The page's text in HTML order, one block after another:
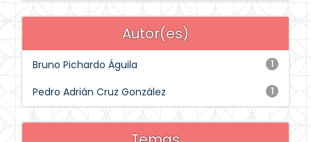
Autor(es)
1
Bruno Pichardo Águila
1
Pedro Adrián Cruz González